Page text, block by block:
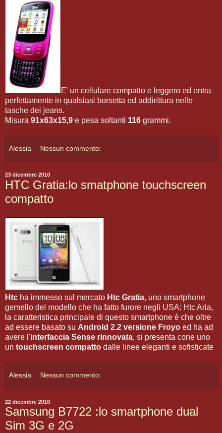
E' un cellulare compatto e leggero ed entra
perfettamente in qualsiasi borsetta ed addirittura nelle
tasche dei jeans.
Misura 91x63x15,9 e pesa soltanti 116 grammi.
Alessia Nessun commento:
23 dicembre 2010
HTC Gratia:lo smatphone touchscreen
compatto
Htc ha immesso sul mercato Htc Gratia, uno smartphone
gemello del modello che ha fatto furore negli USA: Htc Aria,
la caratteristica principale di questo smartphone è che oltre
ad essere basato su Android 2.2 versione Froyo ed ha ad
avere l'interfaccia Sense rinnovata, si presenta cone uno
un touchscreen compatto dalle linee eleganti e sofisticate
Alessia Nessun commento:
22 dicembre 2010
Samsung B7722 :lo smartphone dual
Sim 3G e 2G